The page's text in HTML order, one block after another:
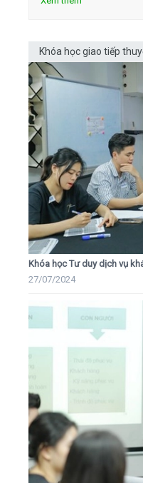
Khóa học giao tiếp
Khóa học Tư duy dịch vụ
27/07/2024